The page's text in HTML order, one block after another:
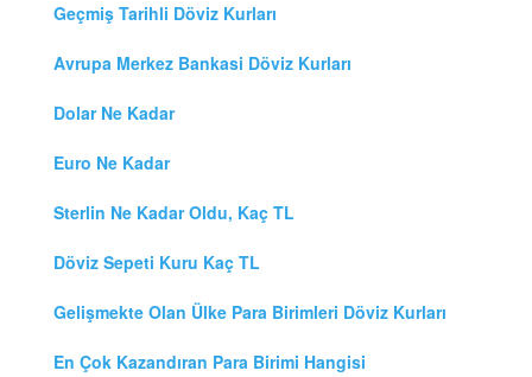
Geçmiş Tarihli Döviz Kurları
Avrupa Merkez Bankasi Döviz Kurları
Dolar Ne Kadar
Euro Ne Kadar
Sterlin Ne Kadar Oldu, Kaç TL
Döviz Sepeti Kuru Kaç TL
Gelişmekte Olan Ülke Para Birimleri Döviz Kurları
En Çok Kazandıran Para Birimi Hangisi